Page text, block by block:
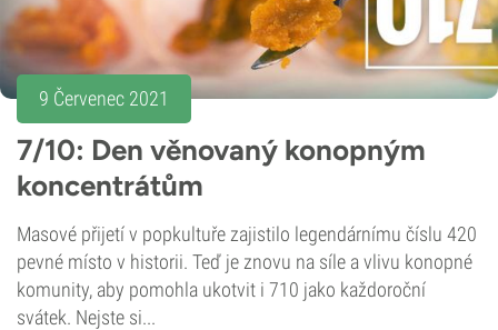
9 Červenec 2021
7/10: Den věnovaný konopným
koncentrátům
Masové přijetí v popkultuře zajistilo legendárnímu číslu 420
pevné místo v historii. Teď je znovu na síle a vlivu konopné
komunity, aby pomohla ukotvit i 710 jako každoroční
svátek. Nejste si...